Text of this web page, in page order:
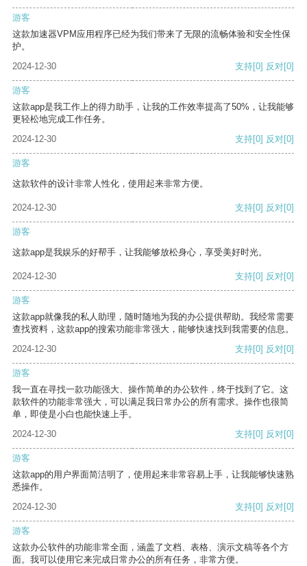
游客
这款加速器VPM应用程序已经为我们带来了无限的流畅体验和安全性保
护。
2024-12-30
支持[0] 反对[0]
游客
这款app是我工作上的得力助手，让我的工作效率提高了50%，让我能够
更轻松地完成工作任务。
2024-12-30
支持[0] 反对[0]
游客
这款软件的设计非常人性化，使用起来非常方便。
2024-12-30 支持[0] 反对[0]
游客
这款app是我娱乐的好帮手，让我能够放松身心，享受美好时光。
2024-12-30 支持[0] 反对[0]
游客
这款app就像我的私人助理，随时随地为我的办公提供帮助。我经常需要
查找资料，这款app的搜索功能非常强大，能够快速找到我需要的信息。
2024-12-30
支持[0] 反对[0]
游客
我一直在寻找一款功能强大、操作简单的办公软件，终于找到了它。这
款软件的功能非常强大，可以满足我日常办公的所有需求。操作也很简
单，即使是小白也能快速上手。
2024-12-30
支持[0] 反对[0]
游客
这款app的用户界面简洁明了，使用起来非常容易上手，让我能够快速熟
悉操作。
2024-12-30
支持[0] 反对[0]
游客
这款办公软件的功能非常全面，涵盖了文档、表格、演示文稿等各个方
面。我可以使用它来完成日常办公的所有任务，非常方便。